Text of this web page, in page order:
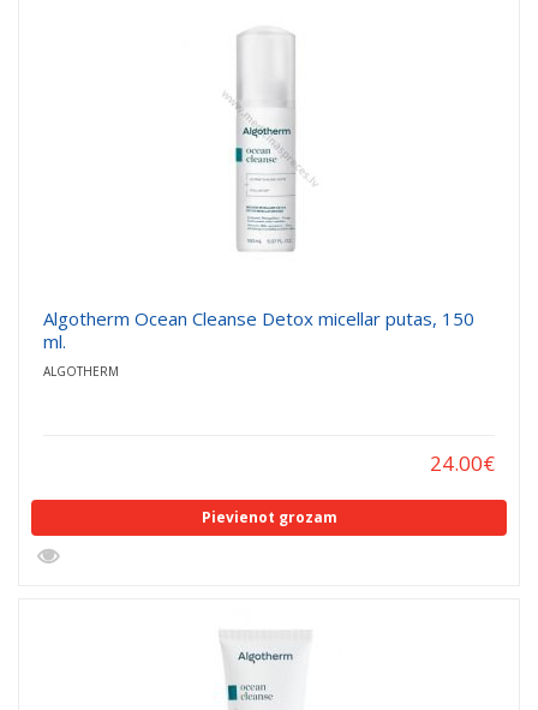
Algotherm Ocean Cleanse Detox micellar putas, 150
ml.
ALGOTHERM
24.00€
Pievienot grozam